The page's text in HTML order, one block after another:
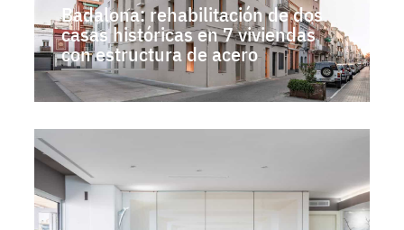
Badalona: rehabilitación de dos
casas históricas en 7 viviendas
con estructura de acero